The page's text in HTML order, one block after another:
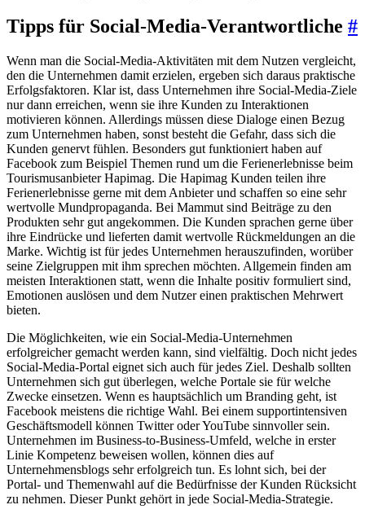
Tipps für Social-Media-Verantwortliche #
Wenn man die Social-Media-Aktivitäten mit dem Nutzen vergleicht,
den die Unternehmen damit erzielen, ergeben sich daraus praktische
Erfolgsfaktoren. Klar ist, dass Unternehmen ihre Social-Media-Ziele
nur dann erreichen, wenn sie ihre Kunden zu Interaktionen
motivieren können. Allerdings müssen diese Dialoge einen Bezug
zum Unternehmen haben, sonst besteht die Gefahr, dass sich die
Kunden genervt fühlen. Besonders gut funktioniert haben auf
Facebook zum Beispiel Themen rund um die Ferienerlebnisse beim
Tourismusanbieter Hapimag. Die Hapimag Kunden teilen ihre
Ferienerlebnisse gerne mit dem Anbieter und schaffen so eine sehr
wertvolle Mundpropaganda. Bei Mammut sind Beiträge zu den
Produkten sehr gut angekommen. Die Kunden sprachen gerne über
ihre Eindrücke und lieferten damit wertvolle Rückmeldungen an die
Marke. Wichtig ist für jedes Unternehmen herauszufinden, worüber
seine Zielgruppen mit ihm sprechen möchten. Allgemein finden am
meisten Interaktionen statt, wenn die Inhalte positiv formuliert sind,
Emotionen auslösen und dem Nutzer einen praktischen Mehrwert
bieten.
Die Möglichkeiten, wie ein Social-Media-Unternehmen
erfolgreicher gemacht werden kann, sind vielfältig. Doch nicht jedes
Social-Media-Portal eignet sich auch für jedes Ziel. Deshalb sollten
Unternehmen sich gut überlegen, welche Portale sie für welche
Zwecke einsetzen. Wenn es hauptsächlich um Branding geht, ist
Facebook meistens die richtige Wahl. Bei einem supportintensiven
Geschäftsmodell können Twitter oder YouTube sinnvoller sein.
Unternehmen im Business-to-Business-Umfeld, welche in erster
Linie Kompetenz beweisen wollen, können dies auf
Unternehmensblogs sehr erfolgreich tun. Es lohnt sich, bei der
Portal- und Themenwahl auf die Bedürfnisse der Kunden Rücksicht
zu nehmen. Dieser Punkt gehört in jede Social-Media-Strategie.